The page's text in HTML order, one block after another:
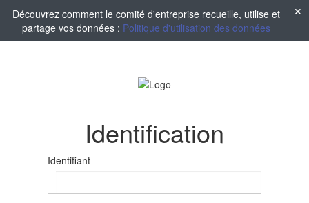
Découvrez comment le comité d'entreprise recueille, utilise et
partage vos données : Politique d'utilisation des données
Identification
Identifiant